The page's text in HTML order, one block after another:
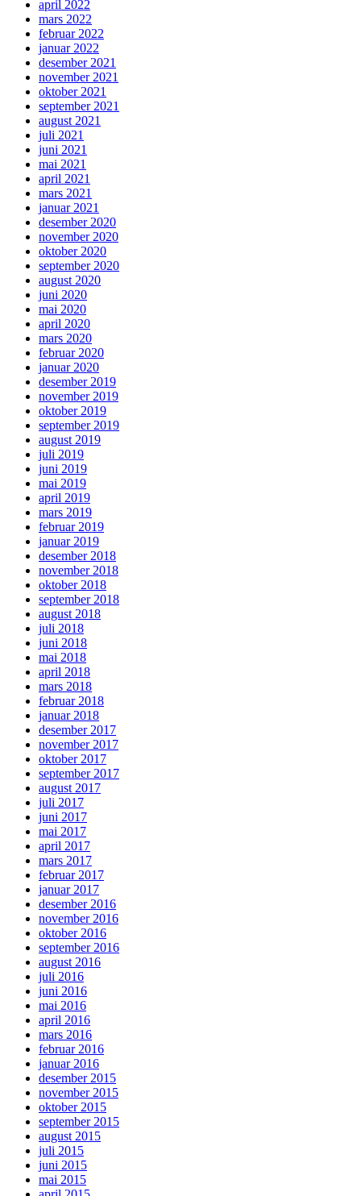
april 2022
mars 2022
februar 2022
januar 2022
desember 2021
november 2021
oktober 2021
september 2021
august 2021
juli 2021
juni 2021
mai 2021
april 2021
mars 2021
januar 2021
desember 2020
november 2020
oktober 2020
september 2020
august 2020
juni 2020
mai 2020
april 2020
mars 2020
februar 2020
januar 2020
desember 2019
november 2019
oktober 2019
september 2019
august 2019
juli 2019
juni 2019
mai 2019
april 2019
mars 2019
februar 2019
januar 2019
desember 2018
november 2018
oktober 2018
september 2018
august 2018
juli 2018
juni 2018
mai 2018
april 2018
mars 2018
februar 2018
januar 2018
desember 2017
november 2017
oktober 2017
september 2017
august 2017
juli 2017
juni 2017
mai 2017
april 2017
mars 2017
februar 2017
januar 2017
desember 2016
november 2016
oktober 2016
september 2016
august 2016
juli 2016
juni 2016
mai 2016
april 2016
mars 2016
februar 2016
januar 2016
desember 2015
november 2015
oktober 2015
september 2015
august 2015
juli 2015
juni 2015
mai 2015